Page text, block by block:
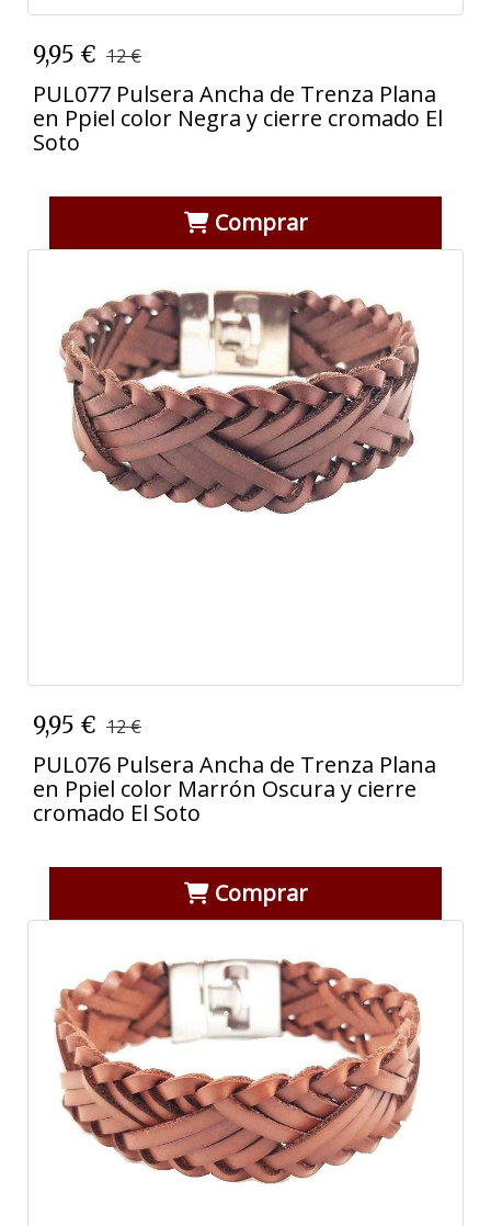
9,95 € 12 €
PUL077 Pulsera Ancha de Trenza Plana
en Ppiel color Negra y cierre cromado El
Soto
Comprar
9,95 € 12 €
PUL076 Pulsera Ancha de Trenza Plana
en Ppiel color Marrón Oscura y cierre
cromado El Soto
Comprar